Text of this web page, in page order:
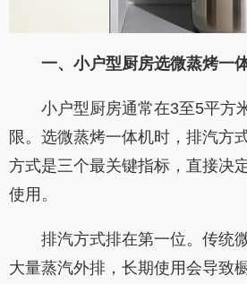
一、小户型厨房选微蒸烤一
小户型厨房通常在3至5平方
限。选微蒸烤一体机时，排汽方
方式是三个最关键指标，直接决
使用。
排汽方式排在第一位。传统
大量蒸汽外排，长期使用会导致